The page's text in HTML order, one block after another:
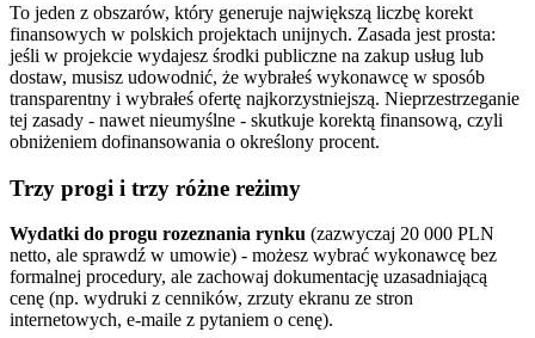
To jeden z obszarów, który generuje największą liczbę korekt
finansowych w polskich projektach unijnych. Zasada jest prosta:
jeśli w projekcie wydajesz środki publiczne na zakup usług lub
dostaw, musisz udowodnić, że wybrałeś wykonawcę w sposób
transparentny i wybrałeś ofertę najkorzystniejszą. Nieprzestrzeganie
tej zasady - nawet nieumyślne - skutkuje korektą finansową, czyli
obniżeniem dofinansowania o określony procent.
Trzy progi i trzy różne reżimy
Wydatki do progu rozeznania rynku (zazwyczaj 20 000 PLN
netto, ale sprawdź w umowie) - możesz wybrać wykonawcę bez
formalnej procedury, ale zachowaj dokumentację uzasadniającą
cenę (np. wydruki z cenników, zrzuty ekranu ze stron
internetowych, e-maile z pytaniem o cenę).